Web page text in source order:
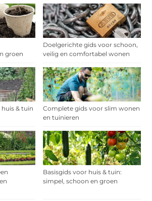
groen
Doelgerichte gids voor schoon,
veilig en comfortabel wonen
& tuin
Complete gids voor slim wonen
en tuinieren
Basisgids voor huis & tuin:
simpel, schoon en groen